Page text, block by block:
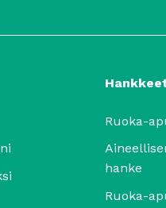
Ruoka-
hanke
Ruoka-